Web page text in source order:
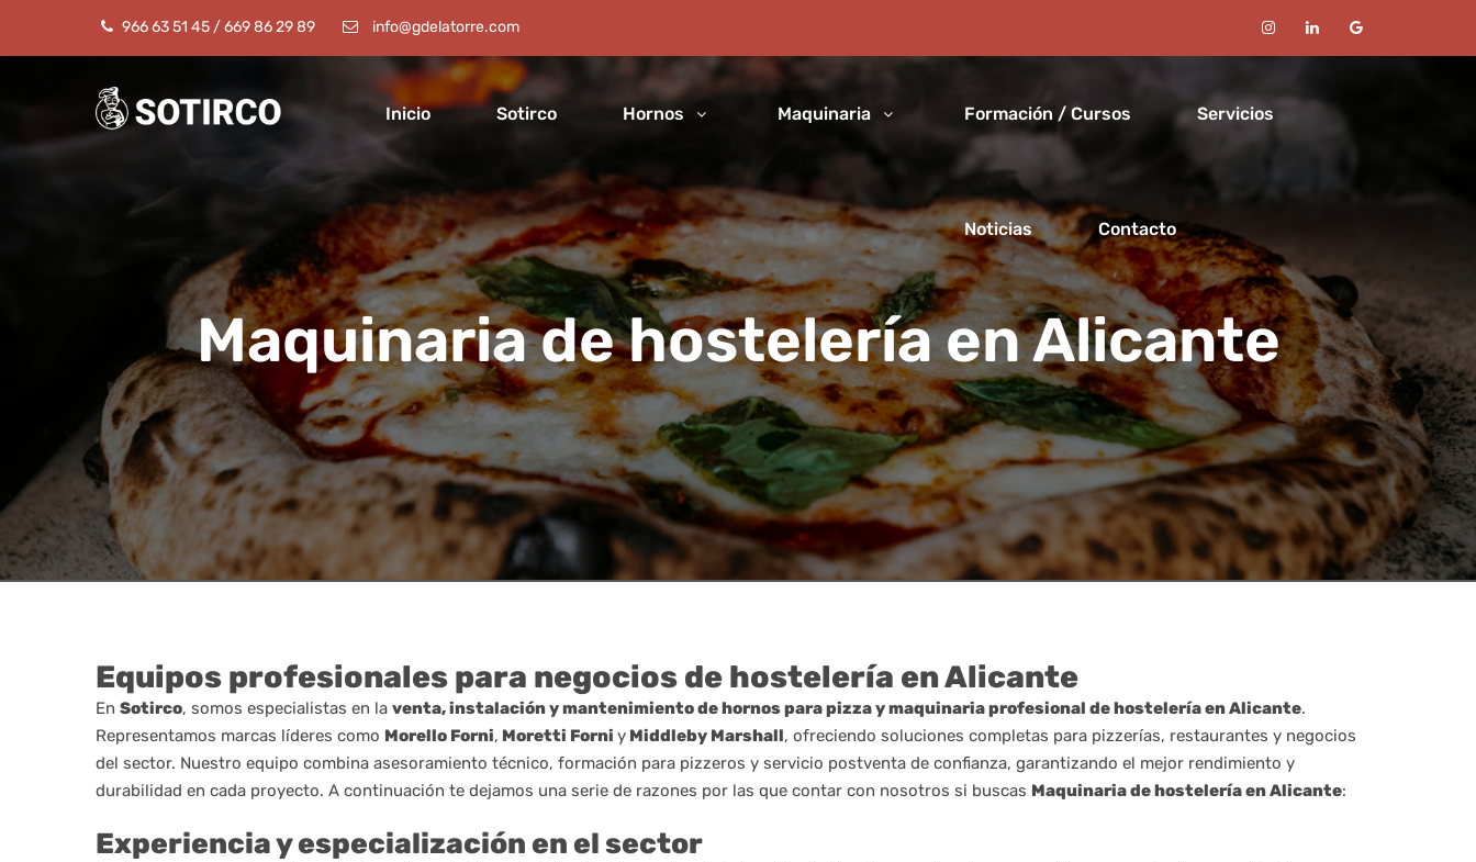
966 63 51 45 /669 86 29 89 info@gdelatorre.com
Inicio Sotirco Hornos Maquinaria Formación / Cursos Servicios
Noticias Contacto
Maquinaria de hostelería en Alicante
Equipos profesionales para negocios de hostelería en Alicante
En Sotirco, somos especialistas en la venta, instalación y mantenimiento de hornos para pizza y maquinaria profesional de hostelería en Alicante.
Representamos marcas líderes como Morello Forni, Moretti Forni y Middleby Marshall, ofreciendo soluciones completas para pizzerías, restaurantes y negocios
del sector. Nuestro equipo combina asesoramiento técnico, formación para pizzeros y servicio postventa de confianza, garantizando el mejor rendimiento y
durabilidad en cada proyecto. A continuación te dejamos una serie de razones por las que contar con nosotros si buscas Maquinaria de hostelería en Alicante:
Experiencia y especialización en el sector